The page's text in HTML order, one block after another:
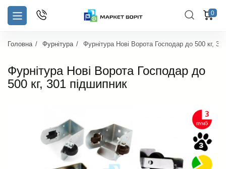
0
Головна Фурнітура Фурнітура Нові Ворота Господар до 500 кг,
Фурнітура Нові Ворота Господар до
500 кг, 301 підшипник